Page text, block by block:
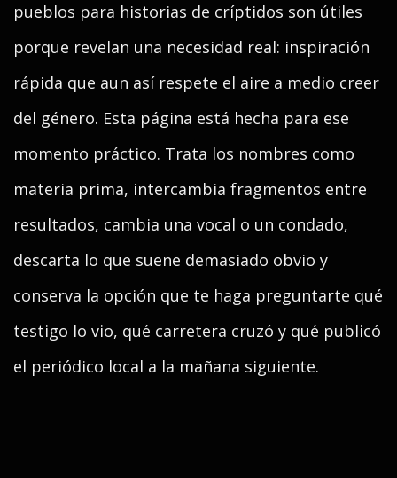
pueblos para historias de críptidos son útiles
porque revelan una necesidad real: inspiración
rápida que aun así respete el aire a medio creer
del género. Esta página está hecha para ese
momento práctico. Trata los nombres como
materia prima, intercambia fragmentos entre
resultados, cambia una vocal o un condado,
descarta lo que suene demasiado obvio y
conserva la opción que te haga preguntarte qué
testigo lo vio, qué carretera cruzó y qué publicó
el periódico local a la mañana siguiente.